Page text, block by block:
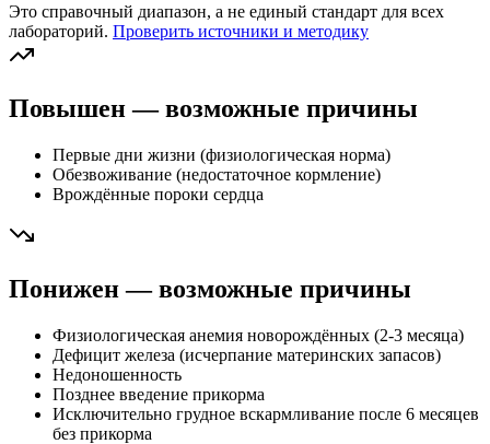
Это справочный диапазон, а не единый стандарт для всех
лабораторий. Проверить источники и методику
Повышен — возможные причины
Первые дни жизни (физиологическая норма)
Обезвоживание (недостаточное кормление)
Врождённые пороки сердца
Понижен — возможные причины
Физиологическая анемия новорождённых (2-3 месяца)
Дефицит железа (исчерпание материнских запасов)
Недоношенность
Позднее введение прикорма
Исключительно грудное вскармливание после 6 месяцев
без прикорма